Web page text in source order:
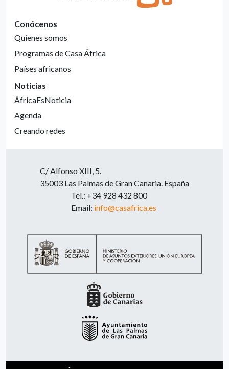
Conócenos
Quienes somos
Programas de Casa África
Países africanos
Noticias
ÁfricaEsNoticia
Agenda
Creando redes
C/ Alfonso XIII, 5.
35003 Las Palmas de Gran Canaria. España
Tel.: +34 928 432 800
Email: info@casafrica.es